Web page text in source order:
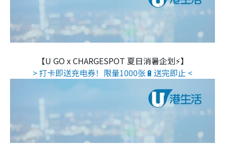
【U GO x CHARGESPOT 夏日消暑企划⚡】
> 打卡即送充电券！限量1000张🔋送完即止 <